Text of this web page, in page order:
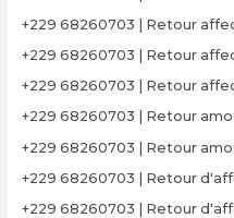
+229 68260703 | Retour
+229 68260703 | Retour
+229 68260703 | Retour
+229 68260703 | Retour
+229 68260703 | Retour
+229 68260703 | Retour
+229 68260703 | Retour